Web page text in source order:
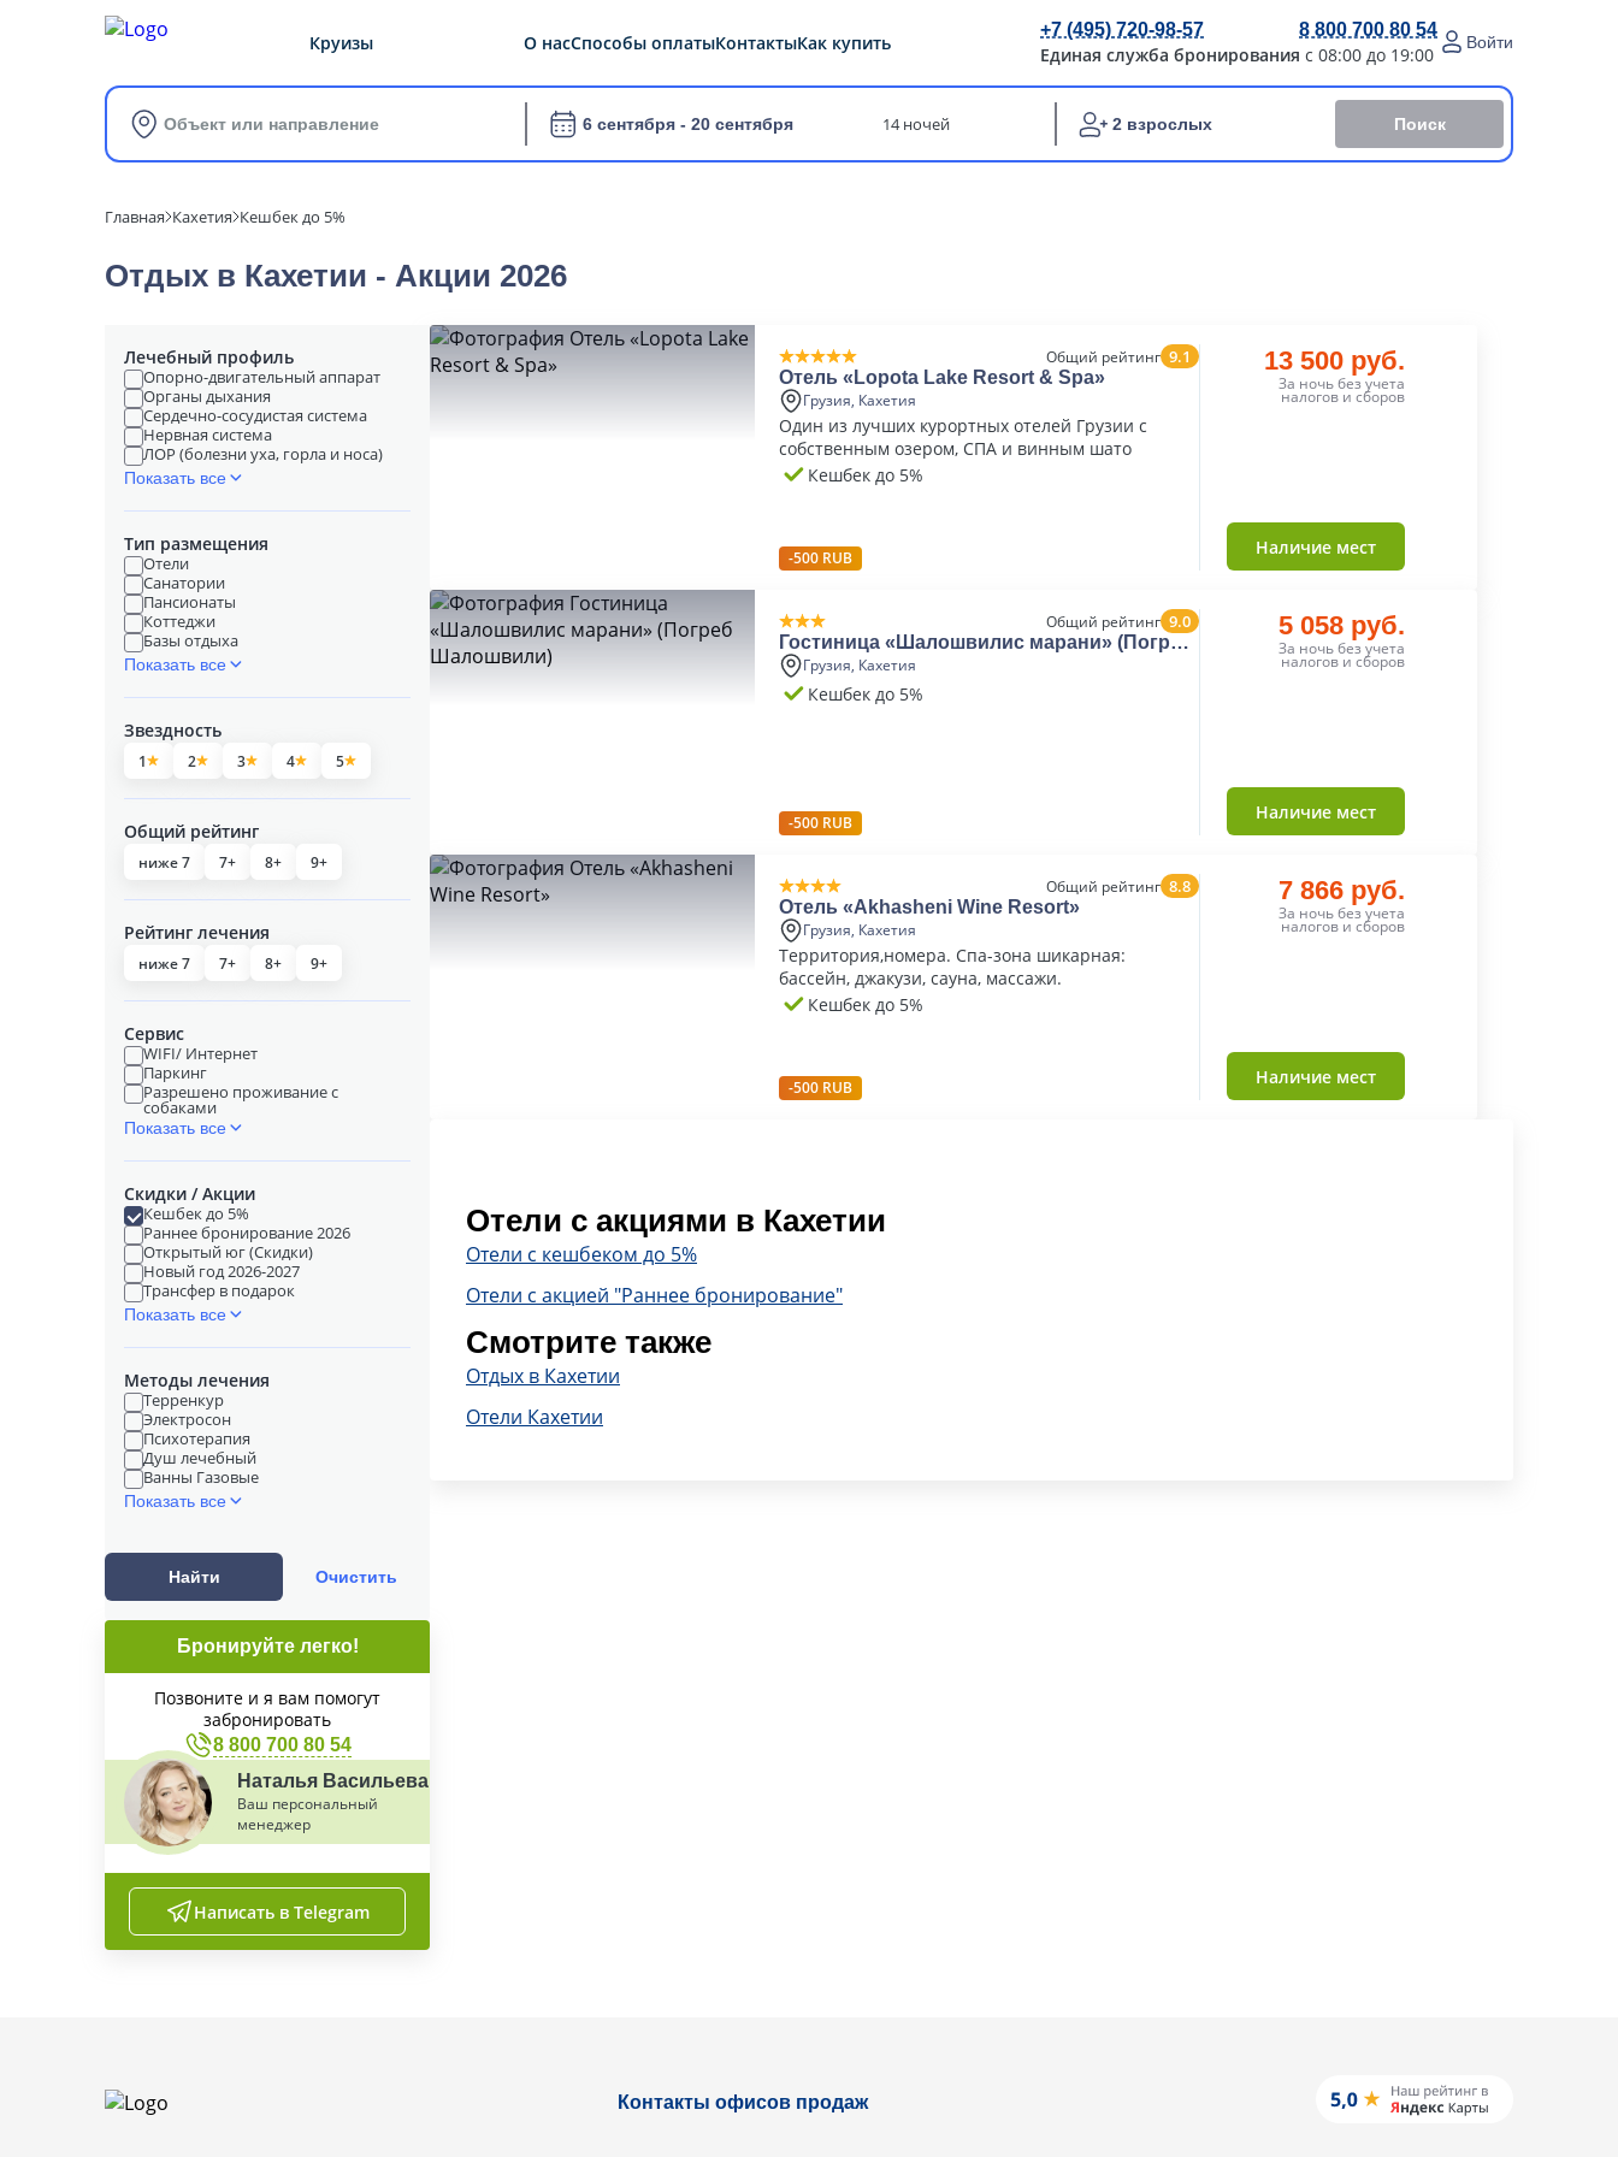
Круизы О насСпособы оплатыКонтактыКак купить
+7 (495) 720-98-57 8 800 700 80 54
Единая служба бронирования с 08:00 до 19:00
Войти
Объект или направление 6 сентября - 20 сентября 14 ночей 2 взрослых Поиск
Главная Кахетия Кешбек до 5%
Отдых в Кахетии - Акции 2026
Лечебный профиль
Опорно-двигательный аппарат
Органы дыхания
Сердечно-сосудистая система
Нервная система
ЛОР (болезни уха, горла и носа)
Показать все
Тип размещения
Отели
Санатории
Пансионаты
Коттеджи
Базы отдыха
Показать все
Звездность
1 2 3 4 5
Общий рейтинг
ниже 7 7+ 8+ 9+
Рейтинг лечения
ниже 7 7+ 8+ 9+
Сервис
WIFI/ Интернет
Паркинг
Разрешено проживание с
собаками
Показать все
Скидки / Акции
Кешбек до 5%
Раннее бронирование 2026
Открытый юг (Скидки)
Новый год 2026-2027
Трансфер в подарок
Показать все
Методы лечения
Терренкур
Электросон
Психотерапия
Душ лечебный
Ванны Газовые
Показать все
Найти Очистить
Бронируйте легко!
Позвоните и я вам помогут
забронировать
8 800 700 80 54
Наталья Васильева
Ваш персональный
менеджер
Написать в Telegram
Общий рейтинг 9.1
Отель «Lopota Lake Resort & Spa»
Грузия, Кахетия
Один из лучших курортных отелей Грузии с
собственным озером, СПА и винным шато
Кешбек до 5%
-500 RUB
13 500 руб.
За ночь без учета
налогов и сборов
Наличие мест
Общий рейтинг 9.0
Гостиница «Шалошвилис марани» (Погреб
Шалошвили)
Грузия, Кахетия
Кешбек до 5%
-500 RUB
5 058 руб.
За ночь без учета
налогов и сборов
Наличие мест
Общий рейтинг 8.8
Отель «Akhasheni Wine Resort»
Грузия, Кахетия
Территория,номера. Спа-зона шикарная:
бассейн, джакузи, сауна, массажи.
Кешбек до 5%
-500 RUB
7 866 руб.
За ночь без учета
налогов и сборов
Наличие мест
Отели с акциями в Кахетии
Отели с кешбеком до 5%
Отели с акцией "Раннее бронирование"
Смотрите также
Отдых в Кахетии
Отели Кахетии
Контакты офисов продаж